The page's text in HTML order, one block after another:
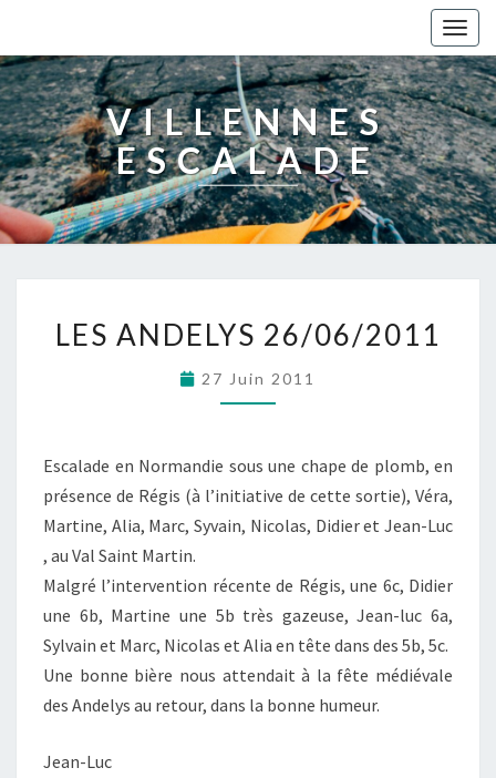
VILLENNES
ESCALADE
LES ANDELYS 26/06/2011
27 Juin 2011
Escalade en Normandie sous une chape de plomb, en
présence de Régis (à l’initiative de cette sortie), Véra,
Martine, Alia, Marc, Syvain, Nicolas, Didier et Jean-Luc
, au Val Saint Martin.
Malgré l’intervention récente de Régis, une 6c, Didier
une 6b, Martine une 5b très gazeuse, Jean-luc 6a,
Sylvain et Marc, Nicolas et Alia en tête dans des 5b, 5c.
Une bonne bière nous attendait à la fête médiévale
des Andelys au retour, dans la bonne humeur.
Jean-Luc